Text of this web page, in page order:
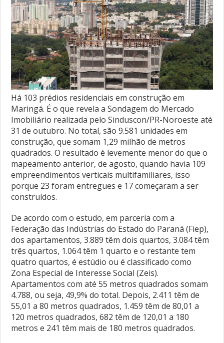
Há 103 prédios residenciais em construção em
Maringá. É o que revela a Sondagem do Mercado
Imobiliário realizada pelo Sinduscon/PR-Noroeste até
31 de outubro. No total, são 9.581 unidades em
construção, que somam 1,29 milhão de metros
quadrados. O resultado é levemente menor do que o
mapeamento anterior, de agosto, quando havia 109
empreendimentos verticais multifamiliares, isso
porque 23 foram entregues e 17 começaram a ser
construídos.
De acordo com o estudo, em parceria com a
Federação das Indústrias do Estado do Paraná (Fiep),
dos apartamentos, 3.889 têm dois quartos, 3.084 têm
três quartos, 1.064 têm 1 quarto e o restante tem
quatro quartos, é estúdio ou é classificado como
Zona Especial de Interesse Social (Zeis).
Apartamentos com até 55 metros quadrados somam
4.788, ou seja, 49,9% do total. Depois, 2.411 têm de
55,01 a 80 metros quadrados, 1.459 têm de 80,01 a
120 metros quadrados, 682 têm de 120,01 a 180
metros e 241 têm mais de 180 metros quadrados.